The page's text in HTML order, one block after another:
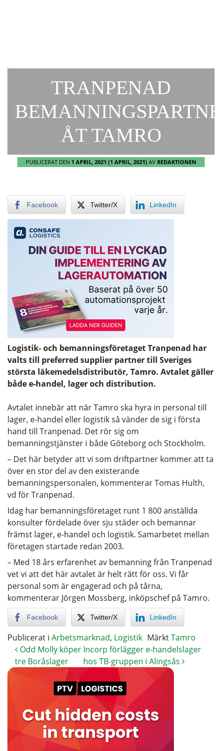
TRANPENAD
ÅT TAMRO
PUBLICERAT DEN 1 APRIL, 2021 (1 APRIL, 2021) AV REDAKTIONEN
Facebook Twitter/X LinkedIn
Logistik- och bemanningsföretaget Tranpenad har
valts till preferred supplier partner till Sveriges
största läkemedelsdistributör, Tamro. Avtalet gäller
både e-handel, lager och distribution.
Avtalet innebär att när Tamro ska hyra in personal till
lager, e-handel eller logistik så vänder de sig i första
hand till Tranpenad. Det rör sig om
bemanningstjänster i både Göteborg och Stockholm.
– Det här betyder att vi som driftpartner kommer att ta
över en stor del av den existerande
bemanningspersonalen, kommenterar Tomas Hulth,
vd för Tranpenad.
Idag har bemanningsföretaget runt 1 800 anställda
konsulter fördelade över sju städer och bemannar
främst lager, e-handel och logistik. Samarbetet mellan
företagen startade redan 2003.
– Med 18 års erfarenhet av bemanning från Tranpenad
vet vi att det här avtalet är helt rätt för oss. Vi får
personal som är engagerad och på tårna,
kommenterar Jörgen Mossberg, inköpschef på Tamro.
Facebook Twitter/X LinkedIn
Publicerat i Arbetsmarknad, Logistik MärktTamro
Odd Molly köper
tre Boråslager
Incorp förlägger e-handelslager
hos TB-gruppen i Alingsås